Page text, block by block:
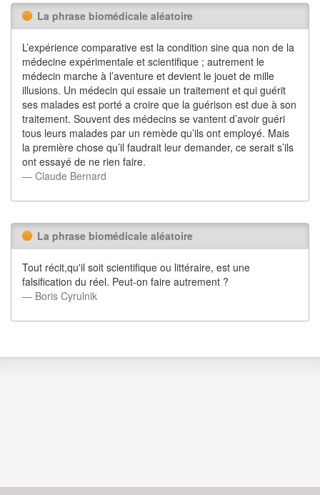
La phrase biomédicale aléatoire
L’expérience comparative est la condition sine qua non de la
médecine expérimentale et scientifique ; autrement le
médecin marche à l’aventure et devient le jouet de mille
illusions. Un médecin qui essaie un traitement et qui guérit
ses malades est porté a croire que la guérison est due à son
traitement. Souvent des médecins se vantent d’avoir guéri
tous leurs malades par un remède qu’ils ont employé. Mais
la première chose qu’il faudrait leur demander, ce serait s’ils
ont essayé de ne rien faire.
― Claude Bernard
La phrase biomédicale aléatoire
Tout récit,qu'il soit scientifique ou littéraire, est une
falsification du réel. Peut-on faire autrement ?
― Boris Cyrulnik